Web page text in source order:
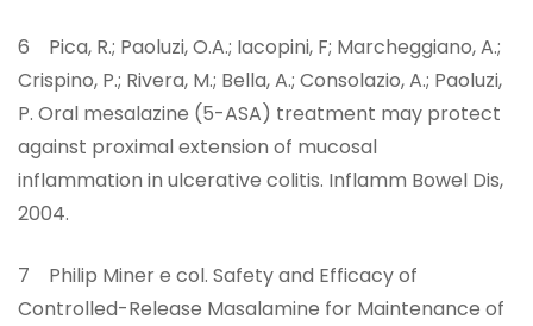
6 Pica, R.; Paoluzi, O.A.; Iacopini, F; Marcheggiano, A.;
Crispino, P.; Rivera, M.; Bella, A.; Consolazio, A.; Paoluzi,
P. Oral mesalazine (5-ASA) treatment may protect
against proximal extension of mucosal
inflammation in ulcerative colitis. Inflamm Bowel Dis,
2004.
7 Philip Miner e col. Safety and Efficacy of
Controlled-Release Masalamine for Maintenance of